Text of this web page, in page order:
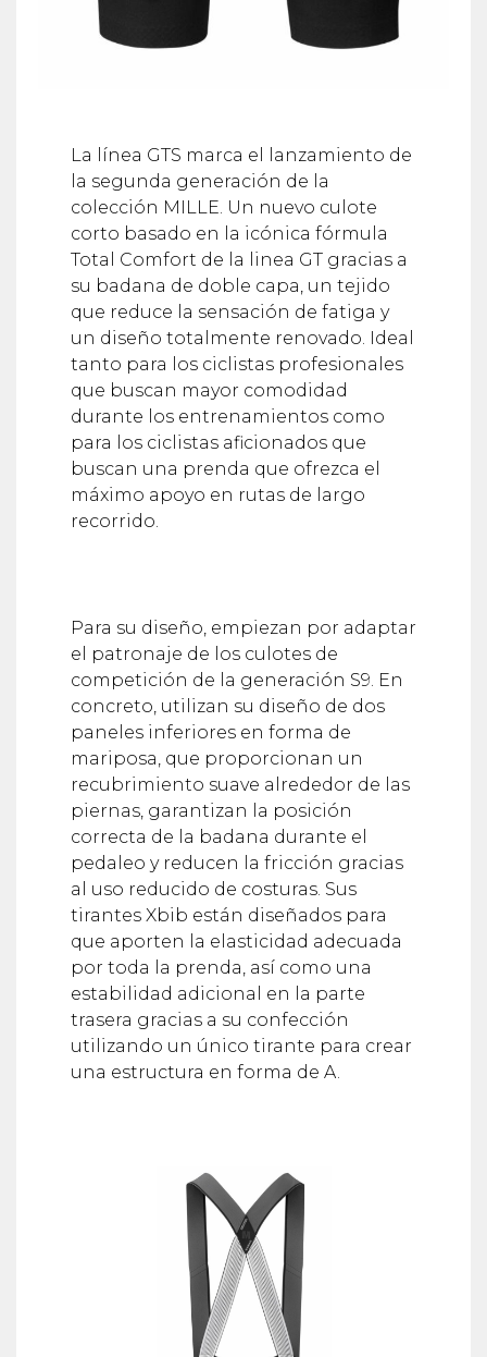
La línea GTS marca el lanzamiento de
la segunda generación de la
colección MILLE. Un nuevo culote
corto basado en la icónica fórmula
Total Comfort de la linea GT gracias a
su badana de doble capa, un tejido
que reduce la sensación de fatiga y
un diseño totalmente renovado. Ideal
tanto para los ciclistas profesionales
que buscan mayor comodidad
durante los entrenamientos como
para los ciclistas aficionados que
buscan una prenda que ofrezca el
máximo apoyo en rutas de largo
recorrido.
Para su diseño, empiezan por adaptar
el patronaje de los culotes de
competición de la generación S9. En
concreto, utilizan su diseño de dos
paneles inferiores en forma de
mariposa, que proporcionan un
recubrimiento suave alrededor de las
piernas, garantizan la posición
correcta de la badana durante el
pedaleo y reducen la fricción gracias
al uso reducido de costuras. Sus
tirantes Xbib están diseñados para
que aporten la elasticidad adecuada
por toda la prenda, así como una
estabilidad adicional en la parte
trasera gracias a su confección
utilizando un único tirante para crear
una estructura en forma de A.